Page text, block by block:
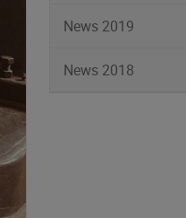
News 2019
News 2018